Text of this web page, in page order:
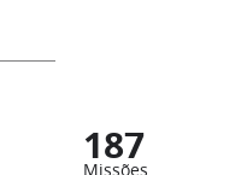
187
Missões